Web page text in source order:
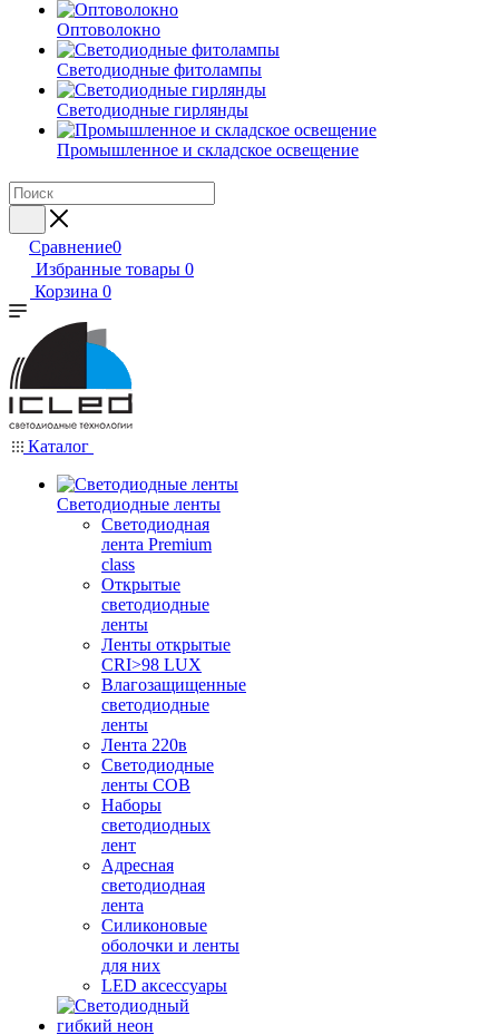
Оптоволокно
Светодиодные фитолампы
Светодиодные гирлянды
Промышленное и складское освещение
Сравнение0
Избранные товары 0
Корзина 0
Каталог
Светодиодные ленты
Светодиодная
лента Premium
class
Открытые
светодиодные
ленты
Ленты открытые
CRI>98 LUX
Влагозащищенные
светодиодные
ленты
Лента 220в
Светодиодные
ленты COB
Наборы
светодиодных
лент
Адресная
светодиодная
лента
Силиконовые
оболочки и ленты
для них
LED аксессуары